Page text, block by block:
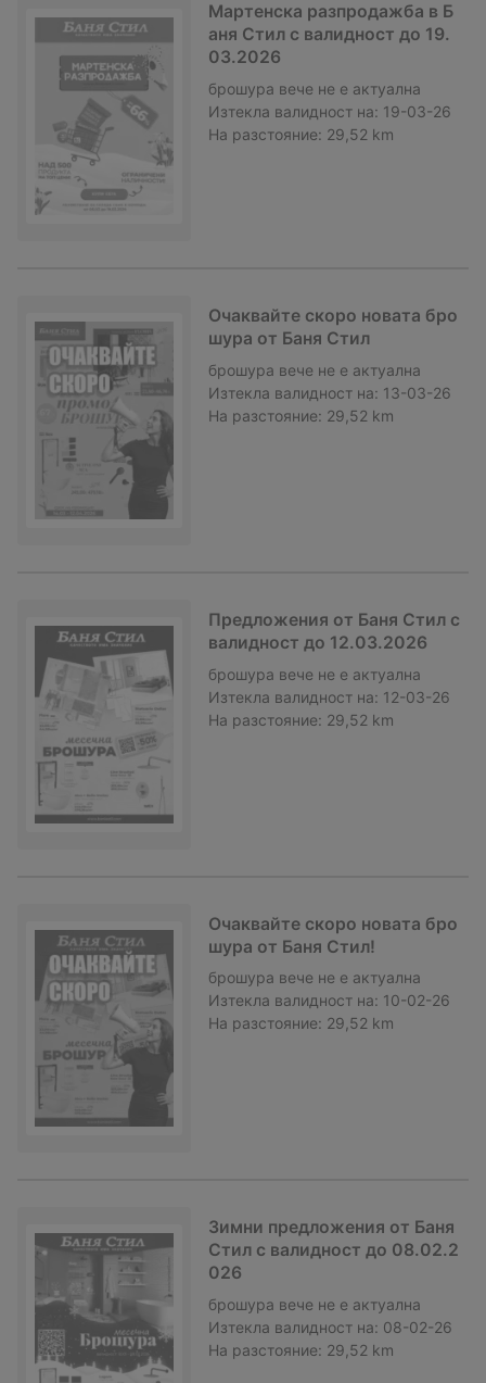
Мартенска разпродажба в Б
аня Стил с валидност до 19.
03.2026
брошура вече не е актуална
Изтекла валидност на: 19-03-26
На разстояние: 29,52 km
Очаквайте скоро новата бро
шура от Баня Стил
брошура вече не е актуална
Изтекла валидност на: 13-03-26
На разстояние: 29,52 km
Предложения от Баня Стил с
валидност до 12.03.2026
брошура вече не е актуална
Изтекла валидност на: 12-03-26
На разстояние: 29,52 km
Очаквайте скоро новата бро
шура от Баня Стил!
брошура вече не е актуална
Изтекла валидност на: 10-02-26
На разстояние: 29,52 km
Зимни предложения от Баня
Стил с валидност до 08.02.2
026
брошура вече не е актуална
Изтекла валидност на: 08-02-26
На разстояние: 29,52 km